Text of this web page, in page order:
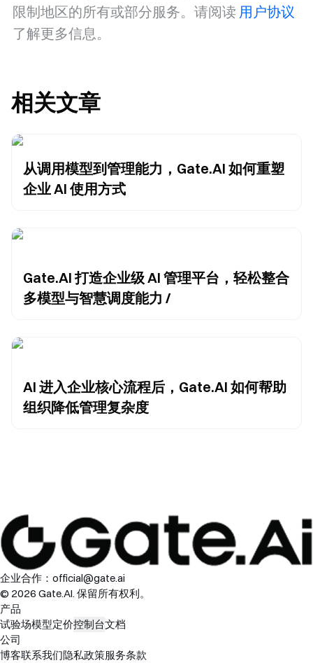
限制地区的所有或部分服务。请阅读 用户协议
了解更多信息。
相关文章
从调用模型到管理能力，Gate.AI 如何重塑
企业 AI 使用方式
Gate.AI 打造企业级 AI 管理平台，轻松整合
多模型与智慧调度能力 /
AI 进入企业核心流程后，Gate.AI 如何帮助
组织降低管理复杂度
企业合作： official@gate.ai
© 2026 Gate.AI. 保留所有权利。
产品
试验场模型定价控制台文档
公司
博客联系我们隐私政策服务条款